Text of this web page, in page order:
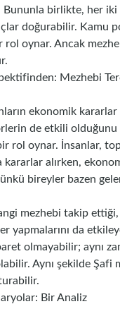
birlikte, her
doğurabilir.
rol oynar. Ancak
Mezhebi
ekonomik
de etkili
rol oynar. İnsanlar,
alırken,
bireyler bazen
mezhebi takip
yapmalarını da
olmayabilir; aynı
Aynı şekilde
Bir Analiz